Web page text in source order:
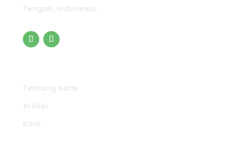
Tengah, Indonesia.
Tentang Kami
Artikel
Karir